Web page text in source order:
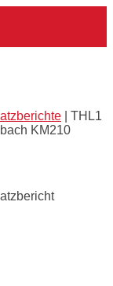
THL1
KM210